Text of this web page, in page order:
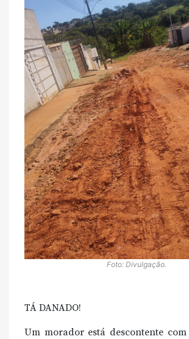
Foto: Divulgação.
TÁ DANADO!
Um morador está descontente